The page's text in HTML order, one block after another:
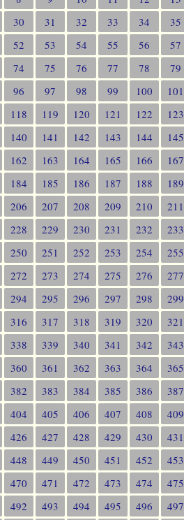
30 31 32 33 34 35
52 53 54 55 56 57
74 75 76 77 78 79
96 97 98 99 100 101
118 119 120 121 122 123
140 141 142 143 144 145
162 163 164 165 166 167
184 185 186 187 188 189
206 207 208 209 210 211
228 229 230 231 232 233
250 251 252 253 254 255
272 273 274 275 276 277
294 295 296 297 298 299
316 317 318 319 320 321
338 339 340 341 342 343
360 361 362 363 364 365
382 383 384 385 386 387
404 405 406 407 408 409
426 427 428 429 430 431
448 449 450 451 452 453
470 471 472 473 474 475
492 493 494 495 496 497